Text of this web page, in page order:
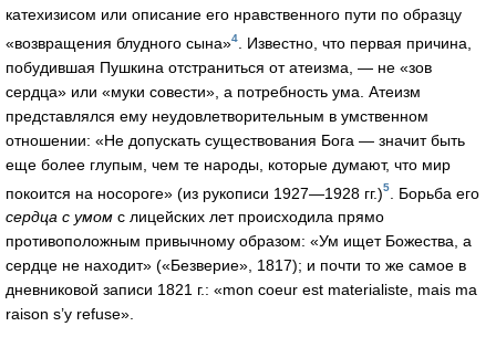
катехизисом или описание его нравственного пути по образцу
«возвращения блудного сына»4
. Известно, что первая причина,
побудившая Пушкина отстраниться от атеизма, — не «зов
сердца» или «муки совести», а потребность ума. Атеизм
представлялся ему неудовлетворительным в умственном
отношении: «Не допускать существования Бога — значит быть
еще более глупым, чем те народы, которые думают, что мир
покоится на носороге» (из рукописи 1927—1928 гг.)5
. Борьба его
сердца с умом с лицейских лет происходила прямо
противоположным привычному образом: «Ум ищет Божества, а
сердце не находит» («Безверие», 1817); и почти то же самое в
дневниковой записи 1821 г.: «mon coeur est materialiste, mais ma
raison s’y refuse».